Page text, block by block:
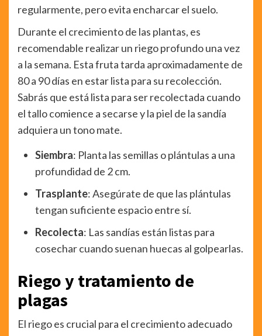
regularmente, pero evita encharcar el suelo.
Durante el crecimiento de las plantas, es
recomendable realizar un riego profundo una vez
a la semana. Esta fruta tarda aproximadamente de
80 a 90 días en estar lista para su recolección.
Sabrás que está lista para ser recolectada cuando
el tallo comience a secarse y la piel de la sandía
adquiera un tono mate.
Siembra: Planta las semillas o plántulas a una
profundidad de 2 cm.
Trasplante: Asegúrate de que las plántulas
tengan suficiente espacio entre sí.
Recolecta: Las sandías están listas para
cosechar cuando suenan huecas al golpearlas.
Riego y tratamiento de
plagas
El riego es crucial para el crecimiento adecuado